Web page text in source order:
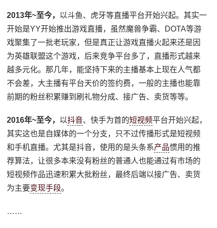
2013年~至今， 以斗鱼、虎牙等直播平台开始兴起。其实一
开始是YY开始推出游戏直播，虽然魔兽争霸、DOTA等游
戏聚集了一批老玩家，但是真正让游戏直播火起来还是因
为英雄联盟这个游戏，后来竞争平台多了，直播形式越来
越多元化。那几年，能坚持下来的主播基本上现在人气都
不会差，大主播有平台天价的签约费，一般的主播也能靠
前期的粉丝积累赚到刷礼物分成、接广告、卖货等等。
2016年~至今， 以抖音、快手为首的短视频平台开始兴起，
其实这也是自媒体的一个分支，只不过传播形式是短视频
和手机直播。尤其是抖音，使用的是头条系产品惯用的推
荐算法，让很多本来没有粉丝的普通人也能通过有市场的
短视频作品迅速积累大批粉丝，最终后端以接广告、卖货
为主要变现手段。
……